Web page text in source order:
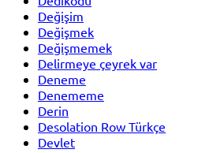
Değişim
Değişmek
Değişmemek
Delirmeye çeyrek var
Deneme
Denememe
Derin
Desolation Row Türkçe
Devlet